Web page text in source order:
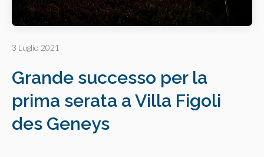
3 Luglio 2021
Grande successo per la
prima serata a Villa Figoli
des Geneys